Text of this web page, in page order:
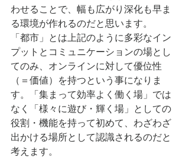
わせることで、幅も広がり深化も早ま
る環境が作れるのだと思います。
「都市」とは上記のように多彩なイン
プットとコミュニケーションの場とし
てのみ、オンラインに対して優位性
（＝価値）を持つという事になりま
す。「集まって効率よく働く場」では
なく「様々に遊び・輝く場」としての
役割・機能を持って初めて、わざわざ
出かける場所として認識されるのだと
考えます。